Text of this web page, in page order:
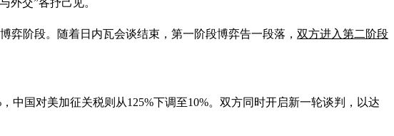
阶段。随着日内瓦会谈结束，第一阶段博弈告一段落， 双方进入第二阶段
中国对美加征关税则从125%下调至10%。双方同时开启新一轮谈判，以达